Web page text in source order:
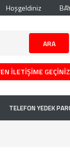
Hoşgeldiniz
ARA
İLETİŞİME GEÇİNİZ
TELEFON YEDEK